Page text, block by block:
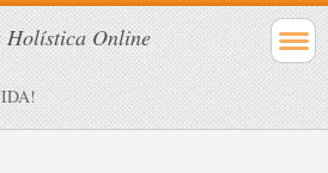
Holística Online